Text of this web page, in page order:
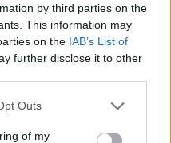
by third parties on the
This information may
on the IAB’s List of
further disclose it to other
uses one or more Google
You may click to
Outs
of my